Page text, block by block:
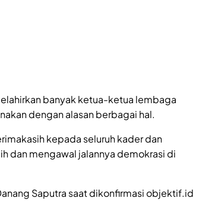
banyak ketua-ketua lembaga
dengan alasan berbagai hal.
kepada seluruh kader dan
dan mengawal jalannya demokrasi di
Saputra saat dikonfirmasi objektif.id